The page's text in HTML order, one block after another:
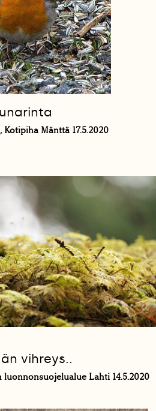
Mänttä 17.5.2020
vihreys..
Lahti 14.5.2020